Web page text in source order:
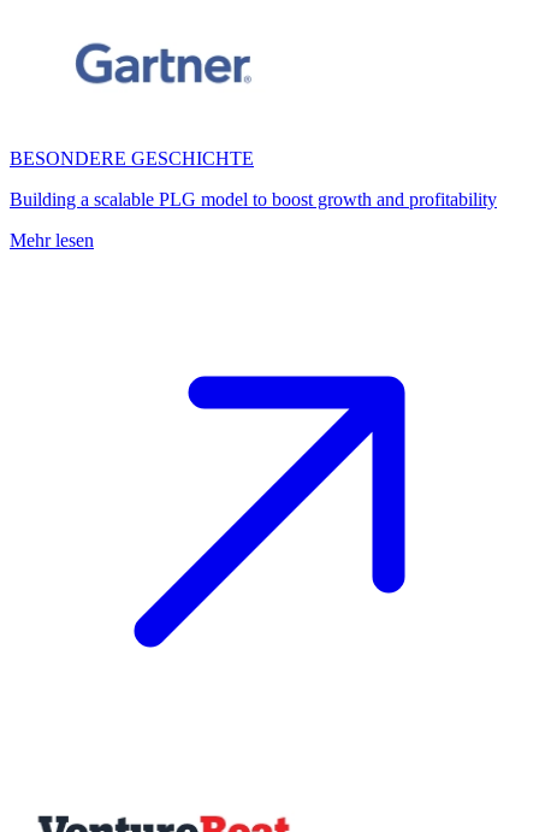
BESONDERE GESCHICHTE
Building a scalable PLG model to boost growth and profitability
Mehr lesen